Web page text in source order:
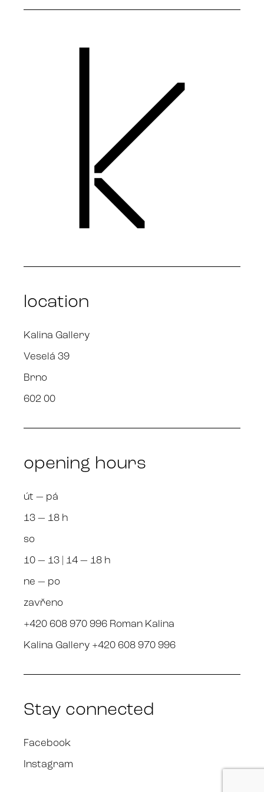
location
Kalina Gallery
Veselá 39
Brno
602 00
opening hours
út — pá
13 — 18 h
so
10 — 13 | 14 — 18 h
ne — po
zavřeno
+420 608 970 996 Roman Kalina
Kalina Gallery +420 608 970 996
Stay connected
Facebook
Instagram